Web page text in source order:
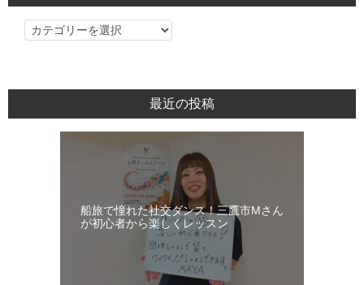
社
ン
最近の投稿
船旅で憧れた社交ダンス！三鷹市Mさん
が初心者から楽しくレッスン